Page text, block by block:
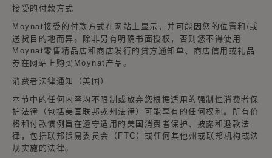
接受的付款方式
Moynat接受的付款方式在网站上显示，并可能因您的位置和/或
送货目的地而异。除非另有明确书面授权，否则您不得使用
Moynat零售精品店和商店发行的贷方通知单、商店信用或礼品
券在网站上购买Moynat产品。
消费者法律通知（美国）
本节中的任何内容均不限制或放弃您根据适用的强制性消费者保
护法律（包括美国联邦或州法律）可能享有的任何权利。所有价
格和付款惯例旨在遵守适用的美国消费者保护、披露和退款法
律，包括联邦贸易委员会（FTC）或任何其他州或联邦机构或法
规实施的法律。